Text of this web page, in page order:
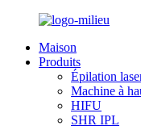
Maison
Produits
Épilation
Machine à
HIFU
SHR IPL